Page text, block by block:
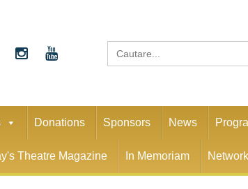
Search
for:
Donations Sponsors News
Theatre Magazine In Memoriam